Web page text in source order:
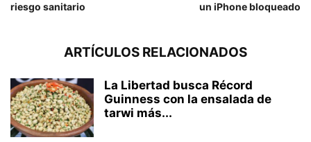
riesgo sanitario
un iPhone bloqueado
ARTÍCULOS RELACIONADOS
La Libertad busca Récord
Guinness con la ensalada de
tarwi más...